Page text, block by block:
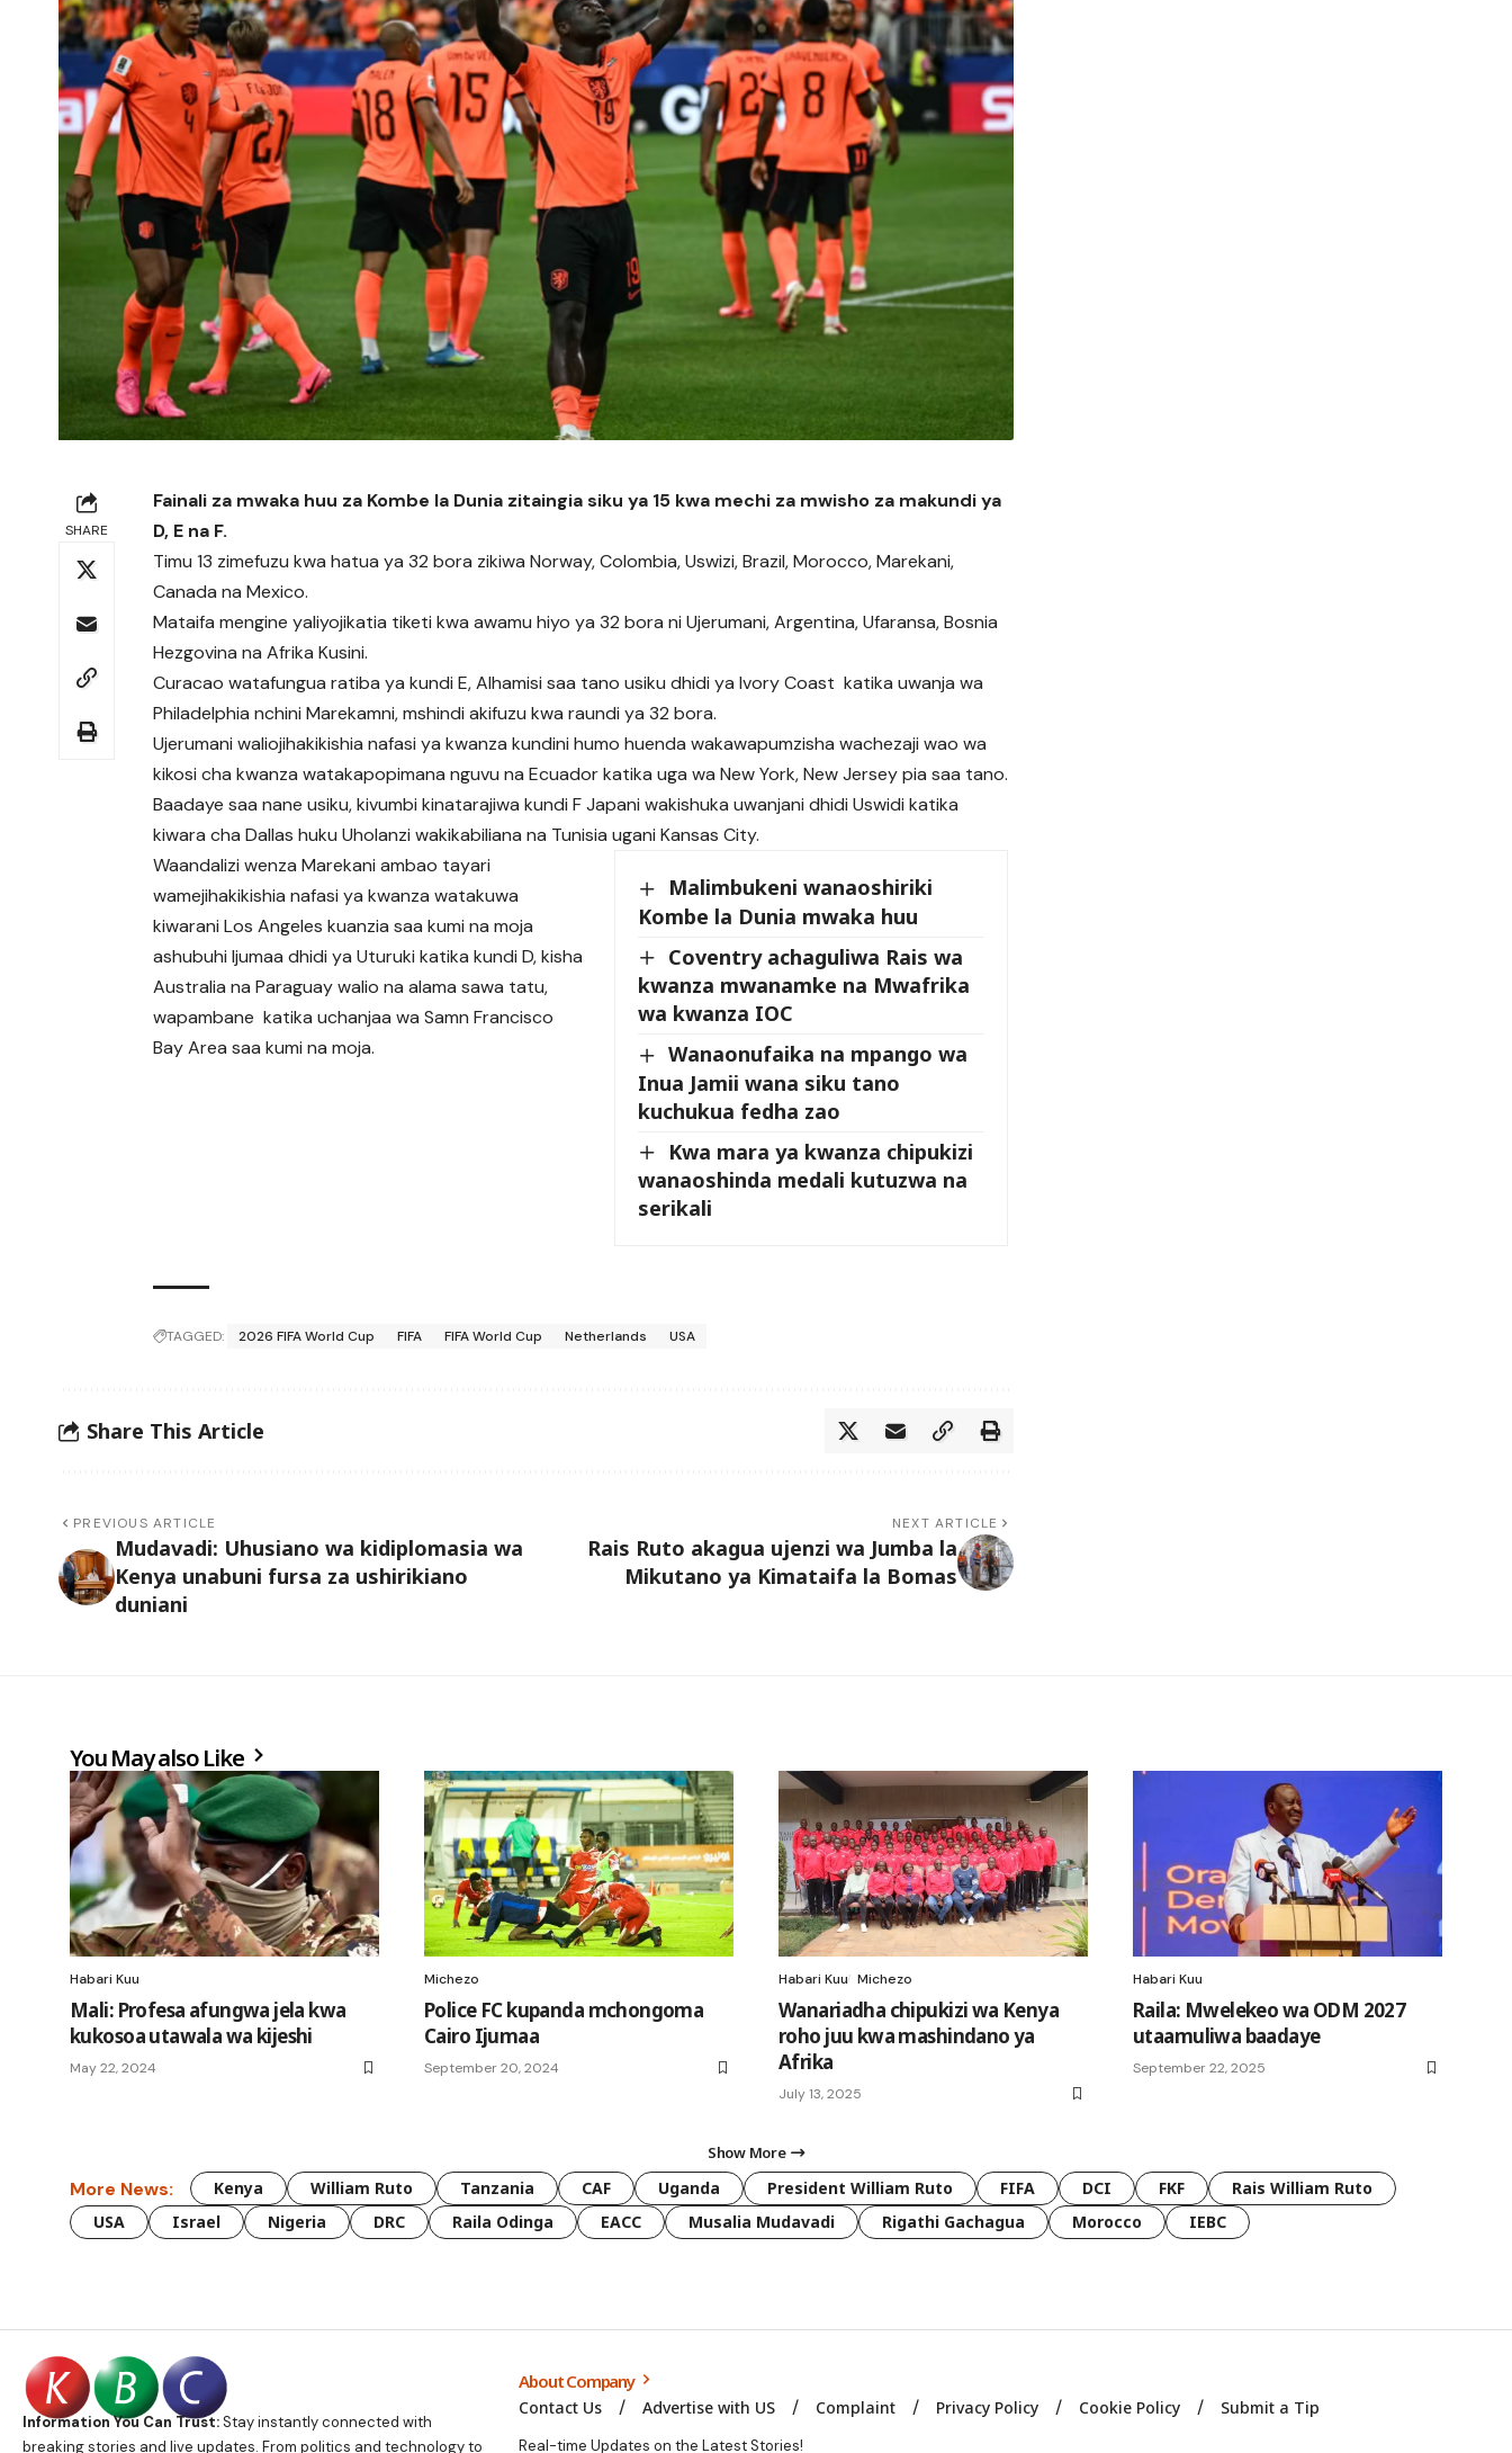
SHARE
Fainali za mwaka huu za Kombe la Dunia zitaingia siku ya 15 kwa mechi za mwisho za makundi ya
D, E na F.
Timu 13 zimefuzu kwa hatua ya 32 bora zikiwa Norway, Colombia, Uswizi, Brazil, Morocco, Marekani,
Canada na Mexico.
Mataifa mengine yaliyojikatia tiketi kwa awamu hiyo ya 32 bora ni Ujerumani, Argentina, Ufaransa, Bosnia
Hezgovina na Afrika Kusini.
Curacao watafungua ratiba ya kundi E, Alhamisi saa tano usiku dhidi ya Ivory Coast katika uwanja wa
Philadelphia nchini Marekamni, mshindi akifuzu kwa raundi ya 32 bora.
Ujerumani waliojihakikishia nafasi ya kwanza kundini humo huenda wakawapumzisha wachezaji wao wa
kikosi cha kwanza watakapopimana nguvu na Ecuador katika uga wa New York, New Jersey pia saa tano.
Baadaye saa nane usiku, kivumbi kinatarajiwa kundi F Japani wakishuka uwanjani dhidi Uswidi katika
kiwara cha Dallas huku Uholanzi wakikabiliana na Tunisia ugani Kansas City.
Malimbukeni wanaoshiriki
Kombe la Dunia mwaka huu
Coventry achaguliwa Rais wa
kwanza mwanamke na Mwafrika
wa kwanza IOC
Wanaonufaika na mpango wa
Inua Jamii wana siku tano
kuchukua fedha zao
Kwa mara ya kwanza chipukizi
wanaoshinda medali kutuzwa na
serikali
Waandalizi wenza Marekani ambao tayari
wamejihakikishia nafasi ya kwanza watakuwa
kiwarani Los Angeles kuanzia saa kumi na moja
ashubuhi Ijumaa dhidi ya Uturuki katika kundi D, kisha
Australia na Paraguay walio na alama sawa tatu,
wapambane katika uchanjaa wa Samn Francisco
Bay Area saa kumi na moja.
TAGGED: 2026 FIFA World Cup FIFA FIFA World Cup Netherlands USA
Share This Article
PREVIOUS ARTICLE
Mudavadi: Uhusiano wa kidiplomasia wa
Kenya unabuni fursa za ushirikiano
duniani
NEXT ARTICLE
Rais Ruto akagua ujenzi wa Jumba la
Mikutano ya Kimataifa la Bomas
You May also Like
Habari Kuu
Mali: Profesa afungwa jela kwa
kukosoa utawala wa kijeshi
May 22, 2024
Michezo
Police FC kupanda mchongoma
Cairo Ijumaa
September 20, 2024
Habari Kuu Michezo
Wanariadha chipukizi wa Kenya
roho juu kwa mashindano ya
Afrika
July 13, 2025
Habari Kuu
Raila: Mwelekeo wa ODM 2027
utaamuliwa baadaye
September 22, 2025
Show More
More News: Kenya William Ruto Tanzania CAF Uganda President William Ruto FIFA DCI FKF
Rais William Ruto
USA
Israel Nigeria DRC Raila Odinga EACC Musalia Mudavadi Rigathi Gachagua Morocco IEBC
Information You Can Trust:Stay instantly connected with
breaking stories and live updates. From politics and technology to
About Company
Contact Us Advertise with US Complaint Privacy Policy Cookie Policy Submit a Tip
Real-time Updates on the Latest Stories!